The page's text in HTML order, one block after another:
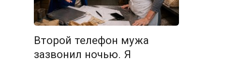
Второй телефон мужа
зазвонил ночью. Я